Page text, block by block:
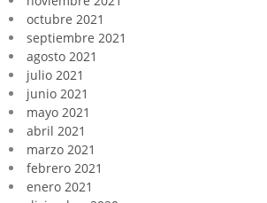
octubre 2021
septiembre 2021
agosto 2021
julio 2021
junio 2021
mayo 2021
abril 2021
marzo 2021
febrero 2021
enero 2021